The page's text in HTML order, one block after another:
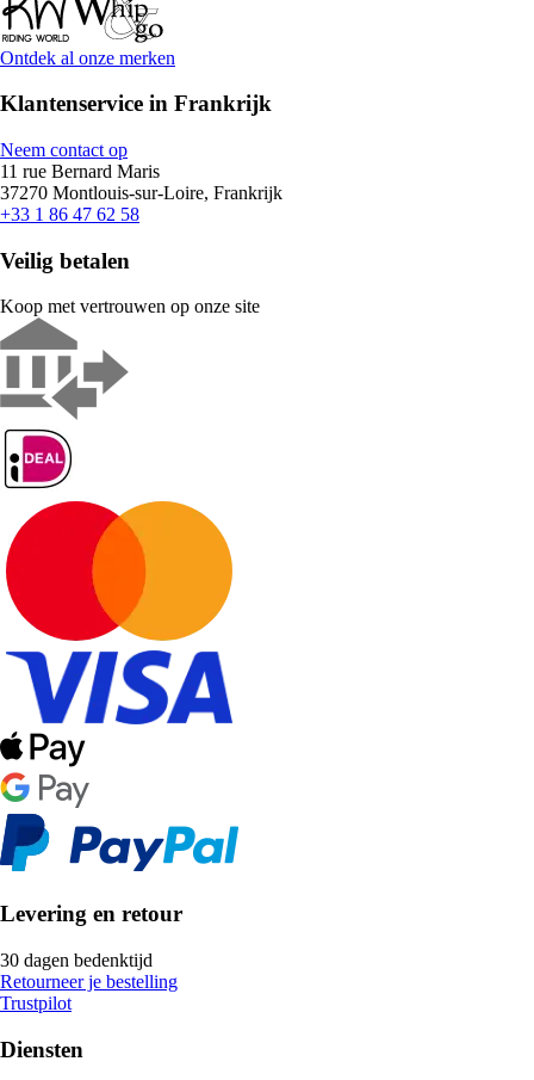
Ontdek al onze merken
Klantenservice in Frankrijk
Neem contact op
11 rue Bernard Maris
37270 Montlouis-sur-Loire, Frankrijk
+33 1 86 47 62 58
Veilig betalen
Koop met vertrouwen op onze site
Levering en retour
30 dagen bedenktijd
Retourneer je bestelling
Trustpilot
Diensten